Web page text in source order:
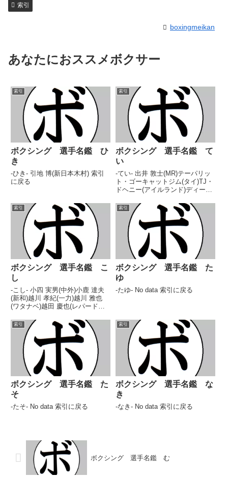
索引
boxingmeikan
あなたにおススメボクサー
索引
ボクシング 選手名鑑 ひ
き
-ひき- 引地 博(新日本木村) 索引
に戻る
索引
ボクシング 選手名鑑 て
い
-てい- 出井 敦士(MR)テーパリッ
ト・ゴーキャットジム(タイ)TJ・
ドヘニー(アイルランド)ディージ
(日立)ティーラサック・ユーチュ
ンポン(タイ)ティーラチャイ・ク
ラティンデーンジム(タイ)ティー
ラパッ...
索引
ボクシング 選手名鑑 こ
し
-こし- 小四 実男(中外)小鹿 達夫
(新和)越川 孝紀(一力)越川 雅也
(ワタナベ)越田 慶也(レパード玉
沢)小島 乃(常滑)小島 一希(石田)
小島 和彦(ハッピー)児島 勝也(白
鷺)小島 隆広(マサ伊...
索引
ボクシング 選手名鑑 た
ゆ
-たゆ- No data 索引に戻る
索引
ボクシング 選手名鑑 た
そ
-たそ- No data 索引に戻る
索引
ボクシング 選手名鑑 な
き
-なき- No data 索引に戻る
ボクシング 選手名鑑 む